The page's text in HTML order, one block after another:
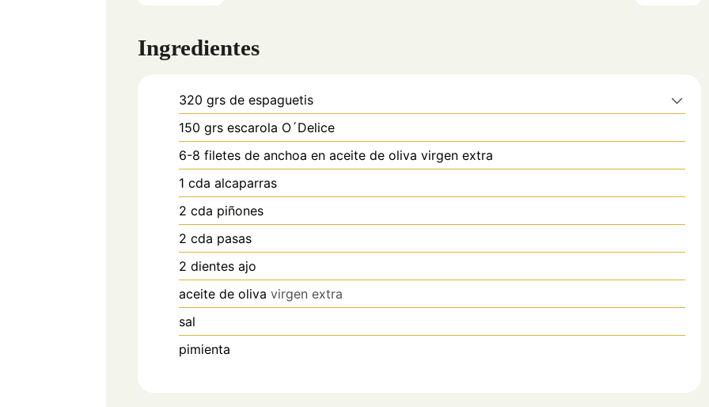
Ingredientes
320 grs de espaguetis
150 grs escarola O´Delice
6-8 filetes de anchoa en aceite de oliva virgen extra
1 cda alcaparras
2 cda piñones
2 cda pasas
2 dientes ajo
aceite de oliva virgen extra
sal
pimienta